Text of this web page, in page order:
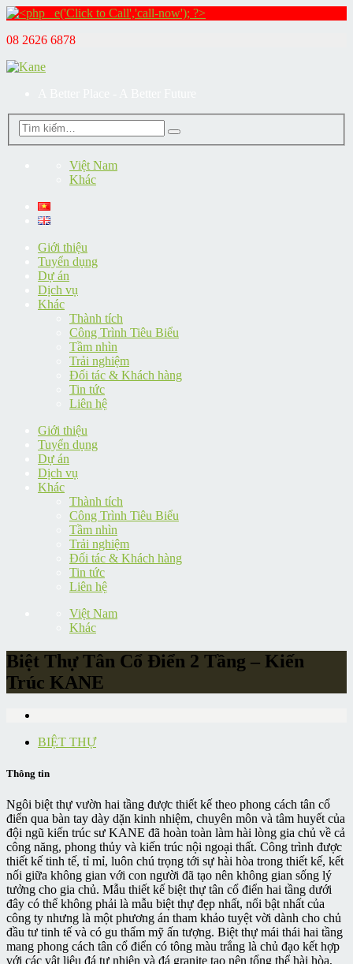
08 2626 6878
Việt Nam
Khác
Giới thiệu
Tuyển dụng
Dự án
Dịch vụ
Khác
Thành tích
Công Trình Tiêu Biểu
Tầm nhìn
Trải nghiệm
Đối tác & Khách hàng
Tin tức
Liên hệ
Giới thiệu
Tuyển dụng
Dự án
Dịch vụ
Khác
Thành tích
Công Trình Tiêu Biểu
Tầm nhìn
Trải nghiệm
Đối tác & Khách hàng
Tin tức
Liên hệ
Việt Nam
Khác
Biệt Thự Tân Cổ Điển 2 Tầng – Kiến
Trúc KANE
BIỆT THỰ
Thông tin
Ngôi biệt thự vườn hai tầng được thiết kế theo phong cách tân cổ
điển qua bàn tay dày dặn kinh nhiệm, chuyên môn và tâm huyết của
đội ngũ kiến trúc sư KANE đã hoàn toàn làm hài lòng gia chủ về cả
công năng, phong thủy và kiến trúc nội ngoại thất. Công trình được
thiết kế tinh tế, tỉ mỉ, luôn chú trọng tới sự hài hòa trong thiết kế, kết
nối giữa không gian với con người đã tạo nên không gian sống lý
tưởng cho gia chủ. Mẫu thiết kế biệt thự tân cổ điển hai tầng dưới
đây có thể không phải là mẫu biệt thự đẹp nhất, nổi bật nhất của
công ty nhưng là một phương án tham khảo tuyệt vời dành cho chủ
đầu tư tinh tế và có gu thẩm mỹ ấn tượng. Biệt thự mái thái hai tầng
mang phong cách tân cổ điển có tông màu trắng là chủ đạo kết hợp
với các vật liệu đá tự nhiên và đá granite tạo nên tổng thể hài hòa,